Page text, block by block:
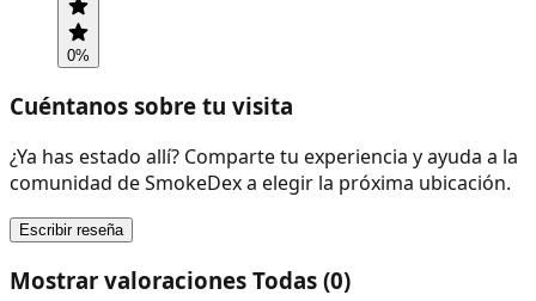
0%
Cuéntanos sobre tu visita
¿Ya has estado allí? Comparte tu experiencia y ayuda a la
comunidad de SmokeDex a elegir la próxima ubicación.
Escribir reseña
Mostrar valoraciones Todas (0)